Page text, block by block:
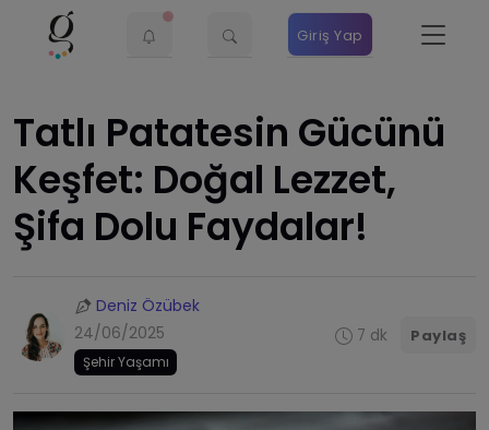
Giriş Yap
Tatlı Patatesin Gücünü
Keşfet: Doğal Lezzet,
Şifa Dolu Faydalar!
Deniz Özübek
24/06/2025
Şehir Yaşamı
7 dk Paylaş